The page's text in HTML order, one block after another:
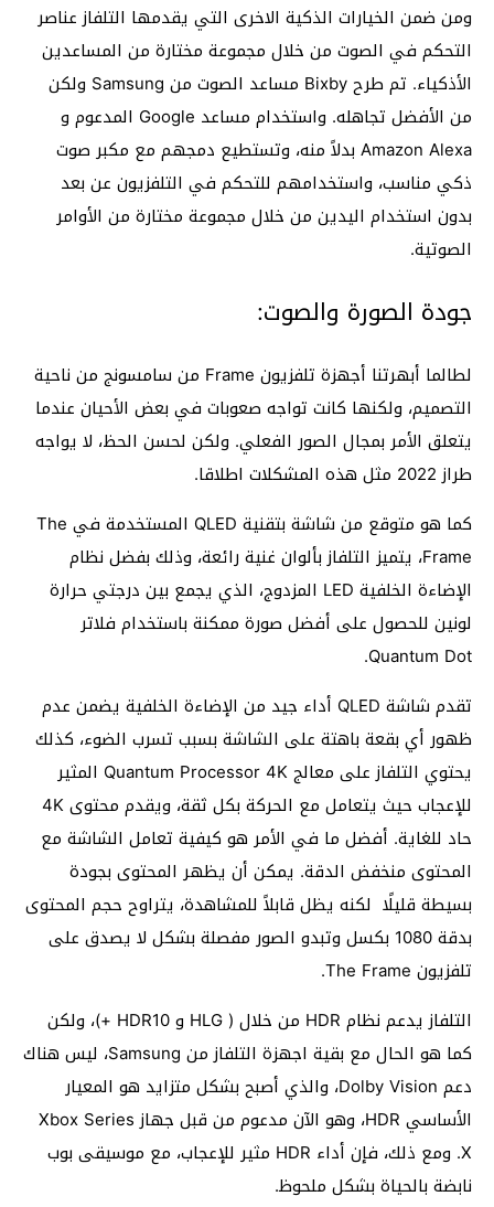
ومن ضمن الخيارات الذكية الاخرى التي يقدمها التلفاز عناصر
التحكم في الصوت من خلال مجموعة مختارة من المساعدين
الأذكياء. تم طرح Bixby مساعد الصوت من Samsung ولكن
من الأفضل تجاهله. واستخدام مساعد Google المدعوم و
Amazon Alexa بدلاً منه، وتستطيع دمجهم مع مكبر صوت
ذكي مناسب، واستخدامهم للتحكم في التلفزيون عن بعد
بدون استخدام اليدين من خلال مجموعة مختارة من الأوامر
الصوتية.
جودة الصورة والصوت:
لطالما أبهرتنا أجهزة تلفزيون Frame من سامسونج من ناحية
التصميم، ولكنها كانت تواجه صعوبات في بعض الأحيان عندما
يتعلق الأمر بمجال الصور الفعلي. ولكن لحسن الحظ، لا يواجه
طراز 2022 مثل هذه المشكلات اطلاقا.
كما هو متوقع من شاشة بتقنية QLED المستخدمة في The
Frame، يتميز التلفاز بألوان غنية رائعة، وذلك بفضل نظام
الإضاءة الخلفية LED المزدوج، الذي يجمع بين درجتي حرارة
لونين للحصول على أفضل صورة ممكنة باستخدام فلاتر
Quantum Dot.
تقدم شاشة QLED أداء جيد من الإضاءة الخلفية يضمن عدم
ظهور أي بقعة باهتة على الشاشة بسبب تسرب الضوء، كذلك
يحتوي التلفاز على معالج Quantum Processor 4K المثير
للإعجاب حيث يتعامل مع الحركة بكل ثقة، ويقدم محتوى 4K
حاد للغاية. أفضل ما في الأمر هو كيفية تعامل الشاشة مع
المحتوى منخفض الدقة. يمكن أن يظهر المحتوى بجودة
بسيطة قليلًا لكنه يظل قابلاً للمشاهدة، يتراوح حجم المحتوى
بدقة 1080 بكسل وتبدو الصور مفصلة بشكل لا يصدق على
تلفزيون The Frame.
التلفاز يدعم نظام HDR من خلال ( HLG و HDR10 +)، ولكن
كما هو الحال مع بقية اجهزة التلفاز من Samsung، ليس هناك
دعم Dolby Vision، والذي أصبح بشكل متزايد هو المعيار
الأساسي HDR، وهو الآن مدعوم من قبل جهاز Xbox Series
X. ومع ذلك، فإن أداء HDR مثير للإعجاب، مع موسيقى بوب
نابضة بالحياة بشكل ملحوظ.